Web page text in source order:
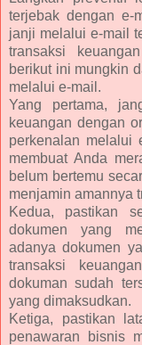
terjebak dengan e-
janji melalui e-mail
transaksi
berikut ini mungkin
melalui e-mail.
Yang pertama,
keuangan dengan
perkenalan melalui
membuat Anda
belum bertemu
menjamin amannya
Kedua, pastikan
dokumen yang
adanya dokumen
transaksi
dokuman sudah
yang dimaksudkan.
Ketiga, pastikan
penawaran bisnis